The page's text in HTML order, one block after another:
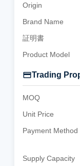
Origin
Brand Name
証明書
Product Model
Trading
MOQ
Unit Price
Payment Method
Supply Capacity